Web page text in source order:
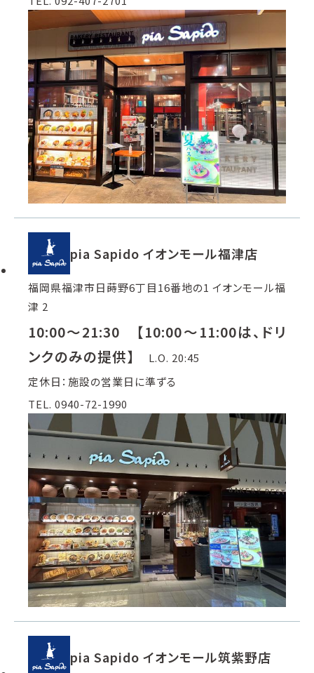
pia Sapido イオンモール福津店
福岡県福津市日蒔野6丁目16番地の1 イオンモール福
津 2
10:00～21:30 【10:00～11:00は、ドリ
ンクのみの提供】
L.O. 20:45
定休日：施設の営業日に準ずる
TEL. 0940-72-1990
pia Sapido イオンモール筑紫野店